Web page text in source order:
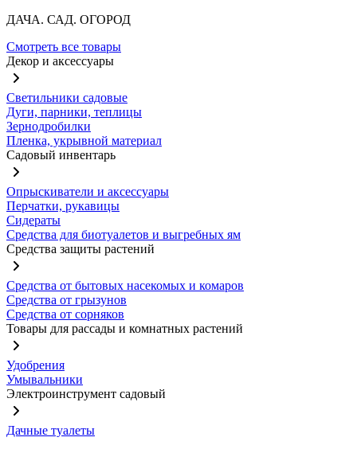
ДАЧА. САД. ОГОРОД
Смотреть все товары
Декор и аксессуары
Светильники садовые
Дуги, парники, теплицы
Зернодробилки
Пленка, укрывной материал
Садовый инвентарь
Опрыскиватели и аксессуары
Перчатки, рукавицы
Сидераты
Средства для биотуалетов и выгребных ям
Средства защиты растений
Средства от бытовых насекомых и комаров
Средства от грызунов
Средства от сорняков
Товары для рассады и комнатных растений
Удобрения
Умывальники
Электроинструмент садовый
Дачные туалеты